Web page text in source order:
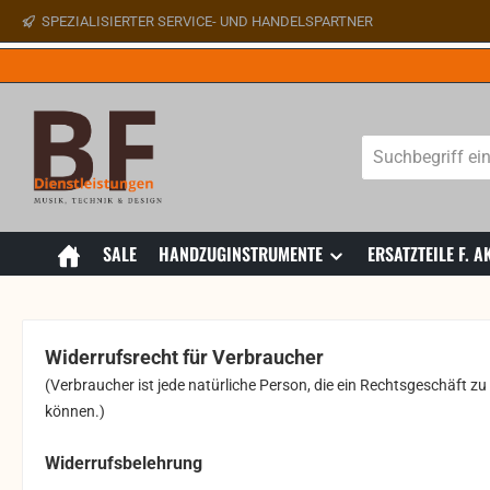
Hauptinhalt springen
Zur Suche springen
Zur Hauptnavigation springen
SPEZIALISIERTER SERVICE- UND HANDELSPARTNER
SALE HANDZUGINSTRUMENTE ERSATZTEILE F.
Widerrufsrecht für Verbraucher
(Verbraucher ist jede natürliche Person, die ein Rechtsgeschäft
können.)
Widerrufsbelehrung